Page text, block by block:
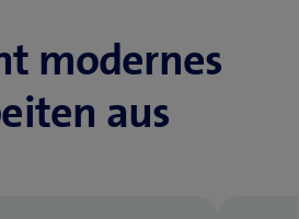
modernes
aus